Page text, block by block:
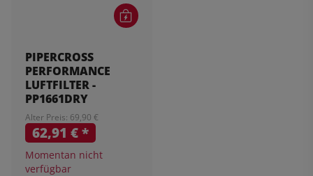
PIPERCROSS
PERFORMANCE
LUFTFILTER -
PP1661DRY
Alter Preis: 69,90 €
62,91 €*
Momentan nicht
verfügbar